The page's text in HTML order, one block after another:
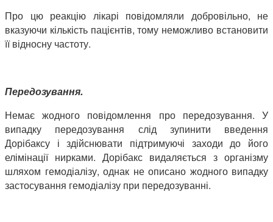
Про цю реакцію лікарі повідомляли добровільно, не
вказуючи кількість пацієнтів, тому неможливо встановити
її відносну частоту.
Передозування.
Немає жодного повідомлення про передозування. У
випадку передозування слід зупинити введення
Дорібаксу і здійснювати підтримуючі заходи до його
елімінації нирками. Дорібакс видаляється з організму
шляхом гемодіалізу, однак не описано жодного випадку
застосування гемодіалізу при передозуванні.